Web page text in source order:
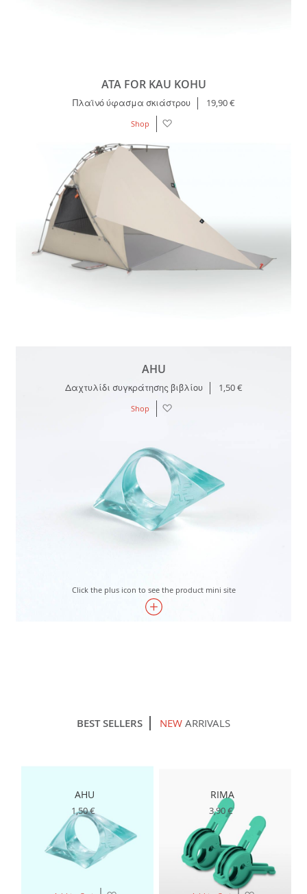
ATA FOR KAU KOHU
Πλαϊνό ύφασμα σκιάστρου 19,90 €
Shop
AHU
Δαχτυλίδι συγκράτησης βιβλίου 1,50 €
Shop
Click the plus icon to see the product mini site
BEST SELLERS NEW ARRIVALS
AHU
1,50 €
RIMA
3,90 €